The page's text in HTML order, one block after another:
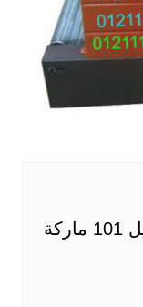
الة تغليف علب شوكولاته موديل 101 ماركة